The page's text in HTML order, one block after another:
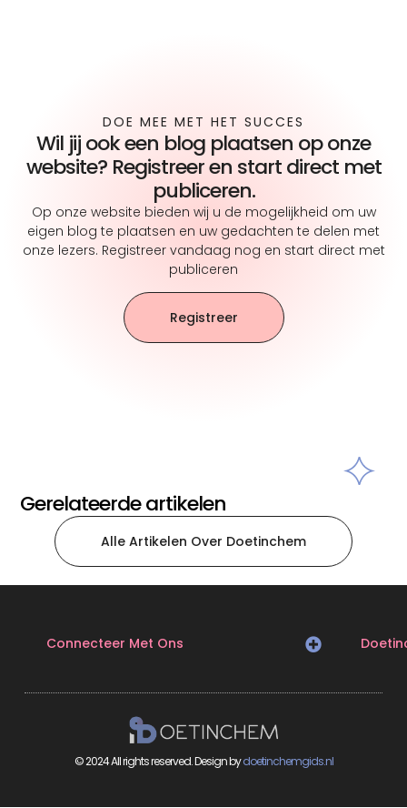
DOE MEE MET HET SUCCES
Wil jij ook een blog plaatsen op onze
website? Registreer en start direct met
publiceren.
Op onze website bieden wij u de mogelijkheid om uw
eigen blog te plaatsen en uw gedachten te delen met
onze lezers. Registreer vandaag nog en start direct met
publiceren
Registreer
Gerelateerde artikelen
Alle Artikelen Over Doetinchem
Connecteer Met Ons
© 2024 All rights reserved. Design bydoetinchemgids.nl